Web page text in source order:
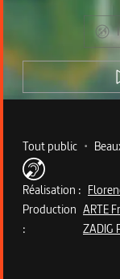
Metadata du
Tout public •
Réalisation :
Production
:
ARTE
ZADIG